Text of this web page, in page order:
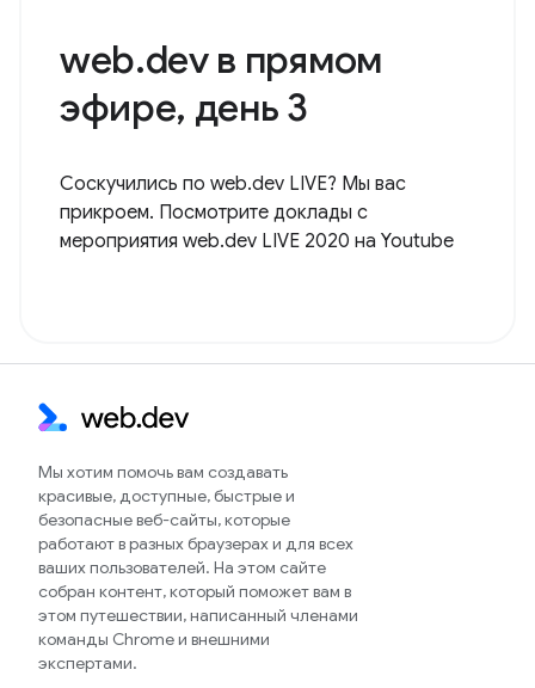
web.dev в прямом
эфире, день 3
Соскучились по web.dev LIVE? Мы вас
прикроем. Посмотрите доклады с
мероприятия web.dev LIVE 2020 на Youtube
Мы хотим помочь вам создавать
красивые, доступные, быстрые и
безопасные веб-сайты, которые
работают в разных браузерах и для всех
ваших пользователей. На этом сайте
собран контент, который поможет вам в
этом путешествии, написанный членами
команды Chrome и внешними
экспертами.